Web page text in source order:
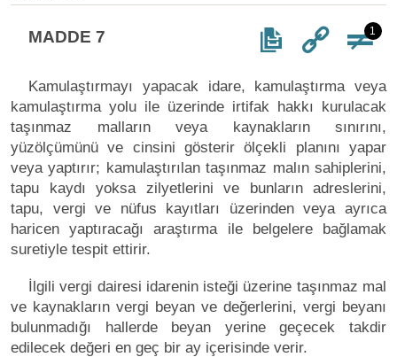
MADDE 7 1
Kamulaştırmayı yapacak idare, kamulaştırma veya
kamulaştırma yolu ile üzerinde irtifak hakkı kurulacak
taşınmaz malların veya kaynakların sınırını,
yüzölçümünü ve cinsini gösterir ölçekli planını yapar
veya yaptırır; kamulaştırılan taşınmaz malın sahiplerini,
tapu kaydı yoksa zilyetlerini ve bunların adreslerini,
tapu, vergi ve nüfus kayıtları üzerinden veya ayrıca
haricen yaptıracağı araştırma ile belgelere bağlamak
suretiyle tespit ettirir.
İlgili vergi dairesi idarenin isteği üzerine taşınmaz mal
ve kaynakların vergi beyan ve değerlerini, vergi beyanı
bulunmadığı hallerde beyan yerine geçecek takdir
edilecek değeri en geç bir ay içerisinde verir.